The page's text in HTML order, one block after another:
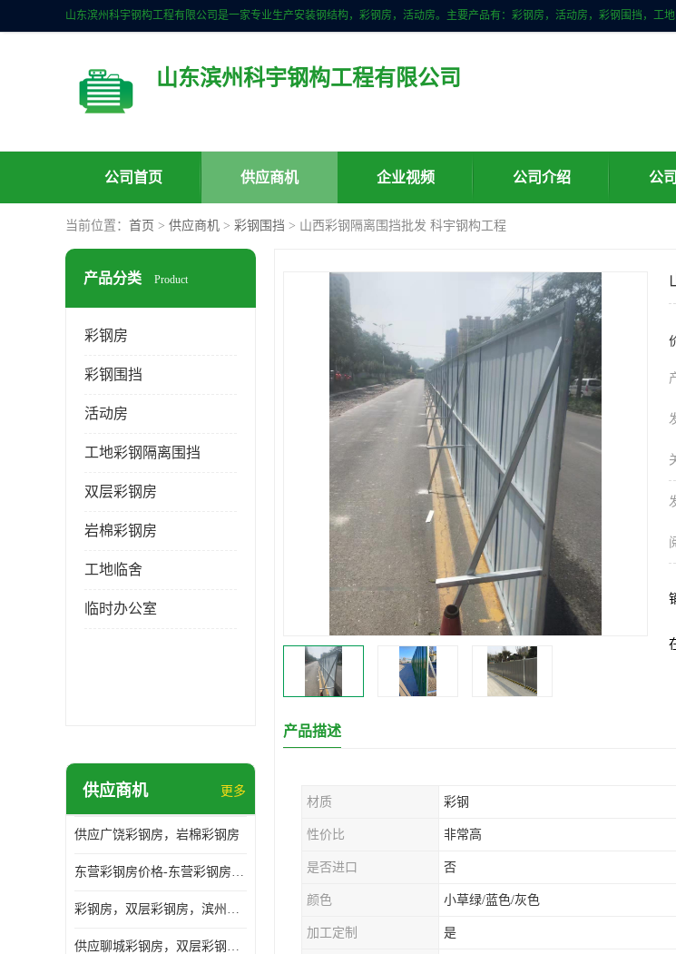
山东滨州科宇钢构工程有限公司
公司首页 供应商机 企业视频 公司介绍 公
当前位置： 首页 > 供应商机 > 彩钢围挡 > 山西彩钢隔离围挡批发 科宇钢构工程
产品分类 Product
彩钢房
彩钢围挡
活动房
工地彩钢隔离围挡
双层彩钢房
岩棉彩钢房
工地临舍
临时办公室
供应商机 更多
供应广饶彩钢房，岩棉彩钢房
东营彩钢房价格-东营彩钢房厂家-东营防火彩钢房
彩钢房，双层彩钢房，滨州彩钢房，雅致房，轻钢结构
供应聊城彩钢房，双层彩钢房，岩棉彩钢房，彩钢快装房
产品描述
材质 彩钢
性价比 非常高
是否进口 否
颜色 小草绿/蓝色/灰色
加工定制 是